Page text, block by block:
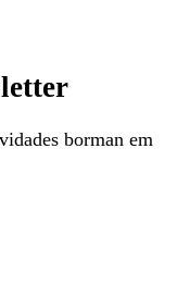
borman em